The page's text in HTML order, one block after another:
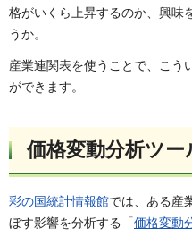
格がいくら上昇するのか、興味
うか。
産業連関表を使うことで、こう
ができます。
価格変動分析ツー
彩の国統計情報館では、ある産
ぼす影響を分析する「価格変動